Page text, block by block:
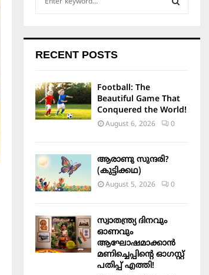
h
o
r
:
R
C
RECENT POSTS
Football: The
Beautiful Game That
Conquered the World!
August 6, 2026 0
ആരാണു സുന്ദരി?
(കുട്ടിക്കഥ)
August 5, 2026 0
സ്വാതന്ത്ര്യ ദിനവും
ഓണവും
ആഘോഷമാക്കാൻ
മണിച്ചെപ്പിന്റെ ഓഗസ്റ്റ്
പതിപ്പ് എത്തി!